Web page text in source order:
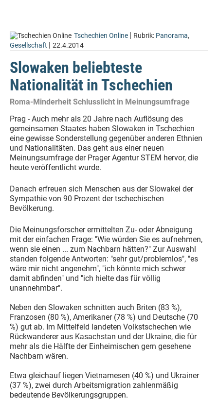
Tschechien Online | Rubrik: Panorama,
Gesellschaft | 22.4.2014
Slowaken beliebteste
Nationalität in Tschechien
Roma-Minderheit Schlusslicht in Meinungsumfrage
Prag - Auch mehr als 20 Jahre nach Auflösung des
gemeinsamen Staates haben Slowaken in Tschechien
eine gewisse Sonderstellung gegenüber anderen Ethnien
und Nationalitäten. Das geht aus einer neuen
Meinungsumfrage der Prager Agentur STEM hervor, die
heute veröffentlicht wurde.
Danach erfreuen sich Menschen aus der Slowakei der
Sympathie von 90 Prozent der tschechischen
Bevölkerung.
Die Meinungsforscher ermittelten Zu- oder Abneigung
mit der einfachen Frage: "Wie würden Sie es aufnehmen,
wenn sie einen ... zum Nachbarn hätten?" Zur Auswahl
standen folgende Antworten: "sehr gut/problemlos", "es
wäre mir nicht angenehm", "ich könnte mich schwer
damit abfinden" und "ich hielte das für völlig
unannehmbar".
Neben den Slowaken schnitten auch Briten (83 %),
Franzosen (80 %), Amerikaner (78 %) und Deutsche (70
%) gut ab. Im Mittelfeld landeten Volkstschechen wie
Rückwanderer aus Kasachstan und der Ukraine, die für
mehr als die Hälfte der Einheimischen gern gesehene
Nachbarn wären.
Etwa gleichauf liegen Vietnamesen (40 %) und Ukrainer
(37 %), zwei durch Arbeitsmigration zahlenmäßig
bedeutende Bevölkerungsgruppen.